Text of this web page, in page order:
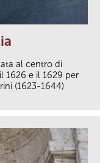
al centro di
1626 e il 1629 per
(1623-1644)